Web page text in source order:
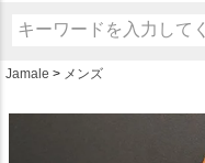
Jamale メンズ